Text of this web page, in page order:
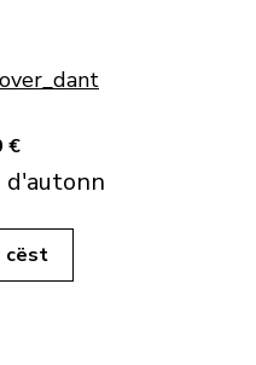
€
d'autonn
cëst